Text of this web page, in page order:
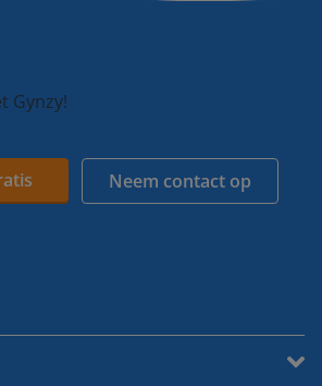
Gynzy!
Neem contact op